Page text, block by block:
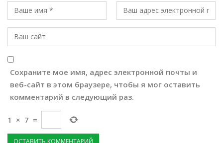
Сохраните мое имя, адрес электронной почты и
веб-сайт в этом браузере, чтобы я мог оставить
комментарий в следующий раз.
1 × 7 =